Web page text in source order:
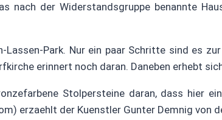
nach der Widerstandsgruppe benannte
Park. Nur ein paar Schritte sind es
erinnert noch daran. Daneben erhebt
Stolpersteine daran, dass hier
erzaehlt der Kuenstler Gunter Demnig von